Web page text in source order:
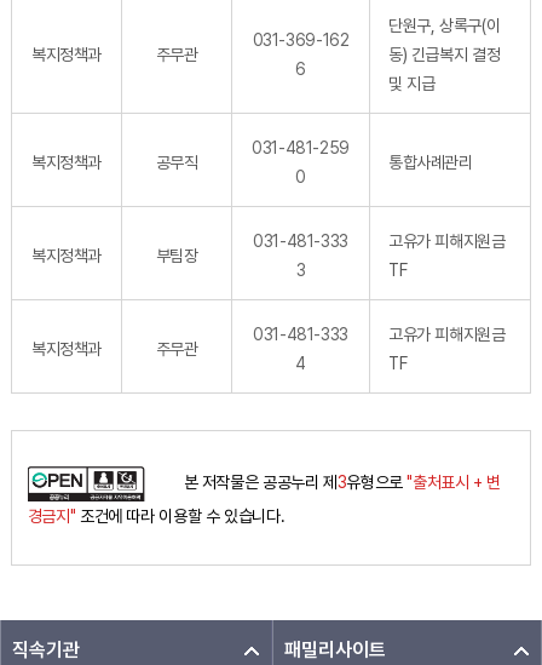
복지정책과 주무관
031-369-162
6
단원구, 상록구(이
동) 긴급복지 결정
및 지급
복지정책과 공무직
031-481-259
0
통합사례관리
복지정책과 부팀장
031-481-333
3
고유가 피해지원금
TF
복지정책과 주무관
031-481-333
4
고유가 피해지원금
TF
본 저작물은 공공누리 제 3유형으로"출처표시 + 변
경금지" 조건에 따라 이용할 수 있습니다.
직속기관 패밀리사이트